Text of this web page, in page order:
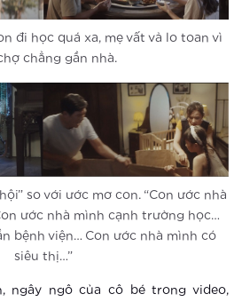
đi học quá xa, mẹ vất vả lo toan vì
chẳng gần nhà.
so với ước mơ con. “Con ước nhà
ước nhà mình cạnh trường học…
bệnh viện… Con ước nhà mình có
siêu thị…”
ngây ngô của cô bé trong video,
báo thay đổi tiện ích cảnh
có thể dài 26 tiếng ở
Smart City?
thông minh xóa tan mọi nỗi lo